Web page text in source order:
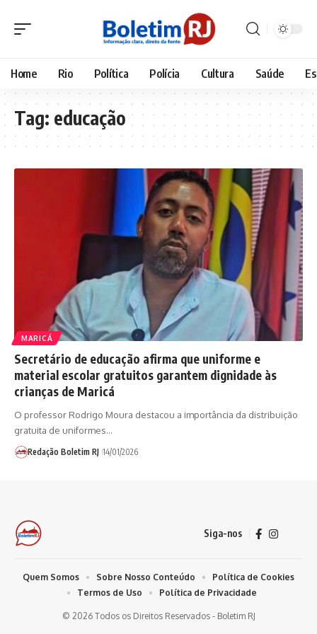
Home Rio Política Polícia Cultura Saúde
Tag: educação
MARICÁ
Secretário de educação afirma que uniforme e
material escolar gratuitos garantem dignidade às
crianças de Maricá
O professor Rodrigo Moura destacou a importância da distribuição
gratuita de uniformes…
Redação Boletim RJ 14/01/2026
Siga-nos
© 2026 Todos os Direitos Reservados - Boletim RJ
Quem Somos Sobre Nosso Conteúdo
Política de Cookies
Termos de Uso
Política de Privacidade